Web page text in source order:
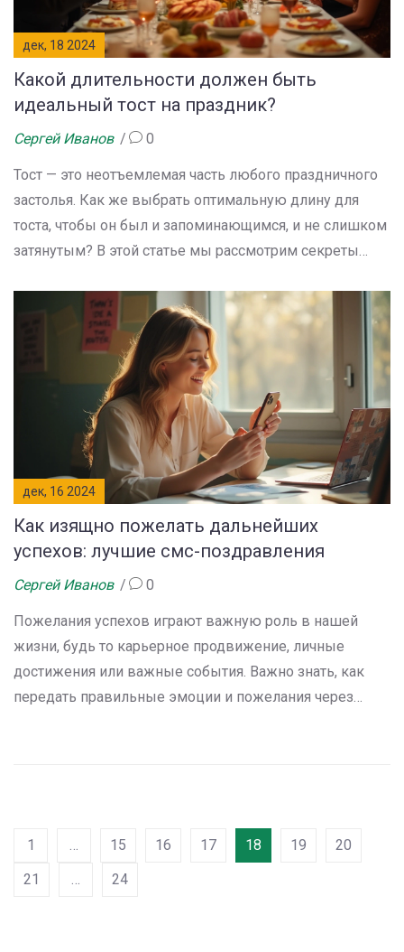
дек, 18 2024
Какой длительности должен быть
идеальный тост на праздник?
Сергей Иванов 0
Тост — это неотъемлемая часть любого праздничного
застолья. Как же выбрать оптимальную длину для
тоста, чтобы он был и запоминающимся, и не слишком
затянутым? В этой статье мы рассмотрим секреты
до культурных нюансов и современных тенденций.
Узнайте, как подобрать правильные слова, чтобы ваше
поздравление осталось в памяти гостей.
дек, 16 2024
Как изящно пожелать дальнейших
успехов: лучшие смс-поздравления
Сергей Иванов 0
Пожелания успехов играют важную роль в нашей
жизни, будь то карьерное продвижение, личные
достижения или важные события. Важно знать, как
передать правильные эмоции и пожелания через
поздравление.
1 15 16 17 18 19
20
21
24